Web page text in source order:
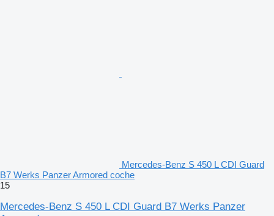
Mercedes-Benz S 450 L CDI Guard
B7 Werks Panzer Armored coche
15
Mercedes-Benz S 450 L CDI Guard B7 Werks Panzer